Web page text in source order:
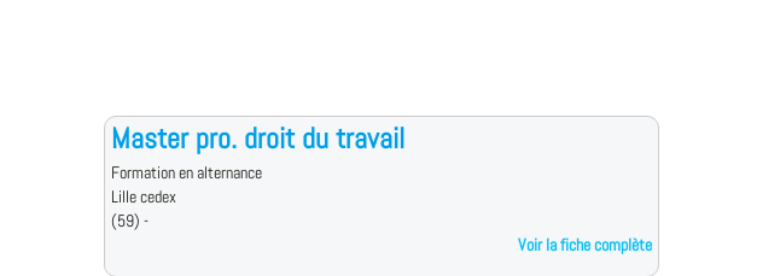
Master pro. droit du travail
Formation en alternance
Lille cedex
(59) -
Voir la fiche complète